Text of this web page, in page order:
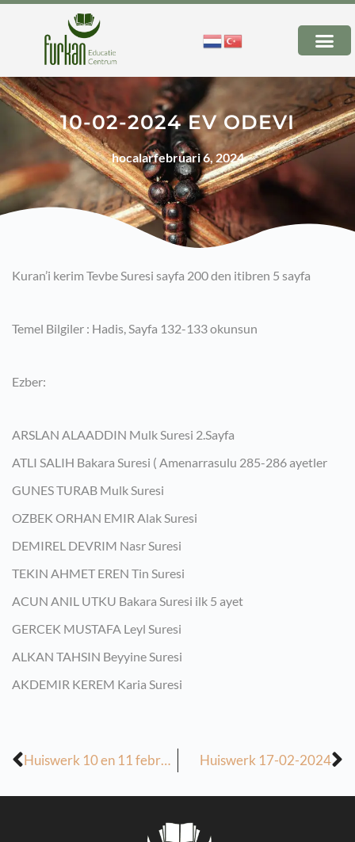
10-02-2024 EV ODEVI
hocalarfebruari 6, 2024
Kuran’i kerim Tevbe Suresi sayfa 200 den itibren 5 sayfa
Temel Bilgiler : Hadis, Sayfa 132-133 okunsun
Ezber:
ARSLAN ALAADDIN Mulk Suresi 2.Sayfa
ATLI SALIH Bakara Suresi ( Amenarrasulu 285-286 ayetler
GUNES TURAB Mulk Suresi
OZBEK ORHAN EMIR Alak Suresi
DEMIREL DEVRIM Nasr Suresi
TEKIN AHMET EREN Tin Suresi
ACUN ANIL UTKU Bakara Suresi ilk 5 ayet
GERCEK MUSTAFA Leyl Suresi
ALKAN TAHSIN Beyyine Suresi
AKDEMIR KEREM Karia Suresi
Huiswerk 10 en 11 februari Huiswerk 17-02-2024